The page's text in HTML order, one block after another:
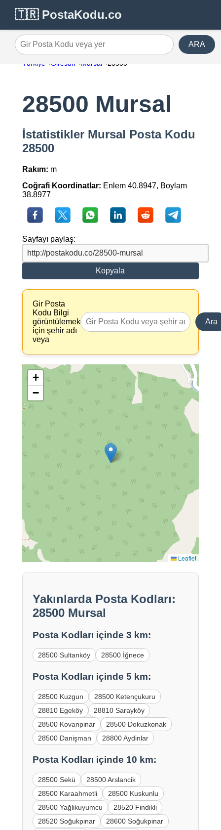
🇹🇷 PostaKodu.co
Gir Posta Kodu veya yer ARA
Türkiye Giresun Mursal 28500
28500 Mursal
İstatistikler Mursal Posta Kodu
28500
Rakım: m
Coğrafi Koordinatlar: Enlem 40.8947, Boylam
38.8977
Sayfayı paylaş:
Kopyala
Gir Posta
Kodu Bilgi
görüntülemek
için şehir adı
veya
Ara
+
−
Leaflet
Yakınlarda Posta Kodları:
28500 Mursal
Posta Kodları içinde 3 km:
28500 Sultanköy 28500 İğnece
Posta Kodları içinde 5 km:
28500 Kuzgun
28500 Ketençukuru
28810 Egeköy
28810 Sarayköy
28500 Kovanpinar
28500 Dokuzkonak
28500 Danişman
28800 Aydinlar
Posta Kodları içinde 10 km:
28500 Sekü
28500 Arslancik
28500 Karaahmetli
28500 Kuskunlu
28500 Yağlikuyumcu
28520 Findikli
28520 Soğukpinar
28600 Soğukpinar